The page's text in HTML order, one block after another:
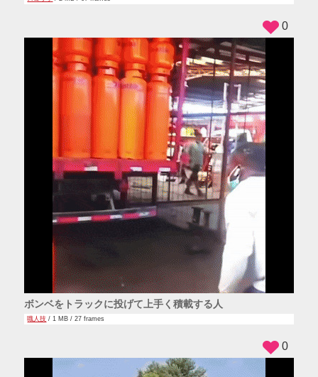
ボンベをトラックに投げて上手く積載する人
職人技 / 1 MB / 27 frames
0
0